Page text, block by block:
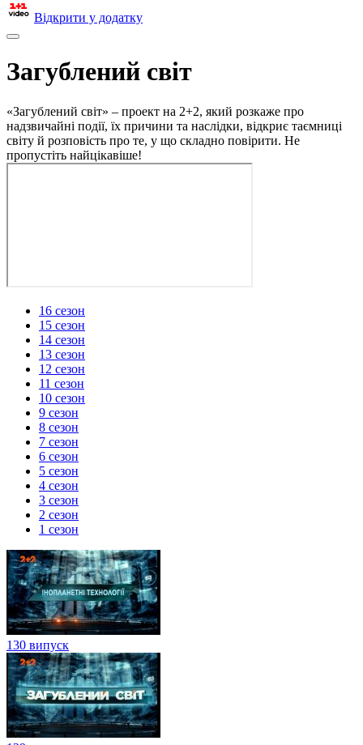
Відкрити у додатку
Загублений світ
«Загублений світ» – проект на 2+2, який розкаже про
надзвичайні події, їх причини та наслідки, відкриє таємниці
світу й розповість про те, у що складно повірити. Не
пропустіть найцікавіше!
16 сезон
15 сезон
14 сезон
13 сезон
12 сезон
11 сезон
10 сезон
9 сезон
8 сезон
7 сезон
6 сезон
5 сезон
4 сезон
3 сезон
2 сезон
1 сезон
130 випуск